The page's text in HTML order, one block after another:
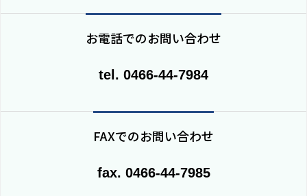
お電話でのお問い合わせ
tel. 0466-44-7984
FAXでのお問い合わせ
fax. 0466-44-7985